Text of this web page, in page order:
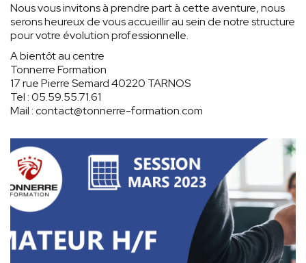
Nous vous invitons à prendre part à cette aventure, nous
serons heureux de vous accueillir au sein de notre structure
pour votre évolution professionnelle.
A bientôt au centre
Tonnerre Formation
17 rue Pierre Semard 40220 TARNOS
Tel : 05.59.55.71.61
Mail : contact@tonnerre-formation.com